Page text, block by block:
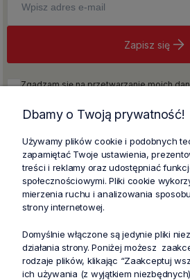
Zapisz się
Zgadzam się na przetwarzanie moich
Polityce prywatności , w tym również na
handlowych drogą elektroniczną
2021, poz. 1876 ze zm.).
Dbamy o Twoją prywatność!
Używamy plików cookie i podobnych
zapamiętać Twoje ustawienia,
treści i reklamy oraz udostępniać
społecznościowymi. Pliki cookie
mierzenia ruchu i analizowania
strony internetowej.
Domyślnie włączone są jedynie pliki
działania strony. Poniżej możesz
rodzaje plików, klikając “Zaakceptuj
ich używania (z wyjątkiem